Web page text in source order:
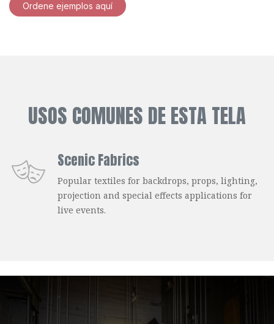
Ordene ejemplos aquí
USOS COMUNES DE ESTA TELA
Scenic Fabrics
Popular textiles for backdrops, props, lighting,
projection and special effects applications for
live events.